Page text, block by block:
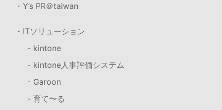
・Y’s PR＠taiwan
・ITソリューション
- kintone
- kintone人事評価システム
- Garoon
- 育て〜る